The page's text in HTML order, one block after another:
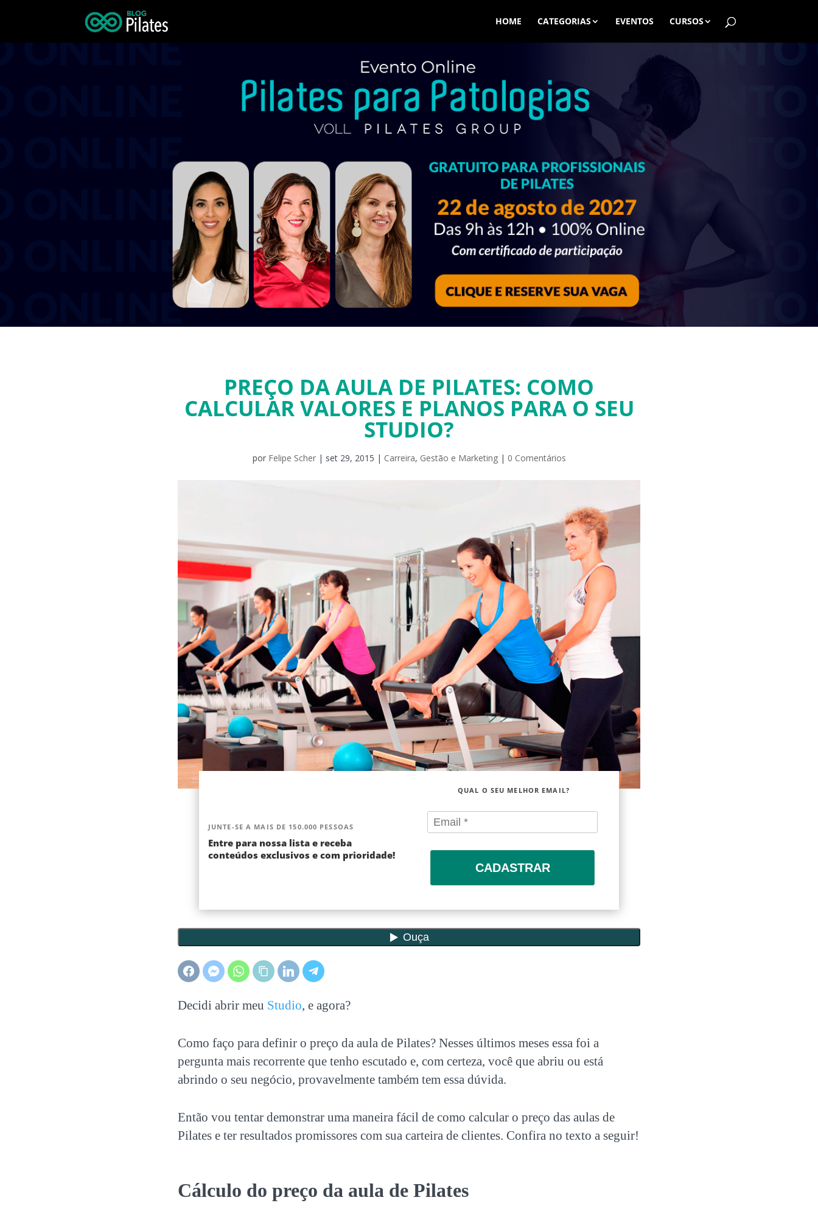
HOME CATEGORIAS EVENTOS CURSOS
PREÇO DA AULA DE PILATES: COMO
CALCULAR VALORES E PLANOS PARA O SEU
STUDIO?
por Felipe Scher| set 29, 2015 | Carreira, Gestão e Marketing| 0 Comentários
JUNTE-SE A MAIS DE 150.000 PESSOAS
Entre para nossa lista e receba
conteúdos exclusivos e com prioridade!
QUAL O SEU MELHOR EMAIL?
CADASTRAR
Decidi abrir meu Studio, e agora?
Como faço para definir o preço da aula de Pilates? Nesses últimos meses essa foi a
pergunta mais recorrente que tenho escutado e, com certeza, você que abriu ou está
abrindo o seu negócio, provavelmente também tem essa dúvida.
Então vou tentar demonstrar uma maneira fácil de como calcular o preço das aulas de
Pilates e ter resultados promissores com sua carteira de clientes. Confira no texto a seguir!
Cálculo do preço da aula de Pilates